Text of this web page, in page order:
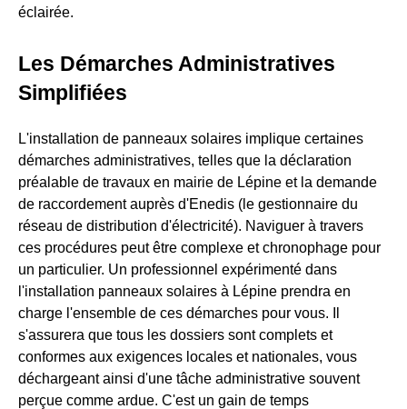
éclairée.
Les Démarches Administratives
Simplifiées
L'installation de panneaux solaires implique certaines
démarches administratives, telles que la déclaration
préalable de travaux en mairie de Lépine et la demande
de raccordement auprès d'Enedis (le gestionnaire du
réseau de distribution d'électricité). Naviguer à travers
ces procédures peut être complexe et chronophage pour
un particulier. Un professionnel expérimenté dans
l'installation panneaux solaires à Lépine prendra en
charge l'ensemble de ces démarches pour vous. Il
s'assurera que tous les dossiers sont complets et
conformes aux exigences locales et nationales, vous
déchargeant ainsi d'une tâche administrative souvent
perçue comme ardue. C'est un gain de temps